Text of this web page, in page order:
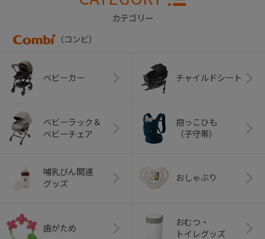
カテゴリー
（コンビ）
ベビーカー チャイルドシート
ベビーラック＆
ベビーチェア
抱っこひも
（子守帯）
哺乳びん関連
グッズ
おしゃぶり
歯がため
おむつ・
トイレグッズ